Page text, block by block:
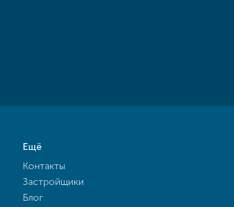
Ещё
Контакты
Застройщики
Блог